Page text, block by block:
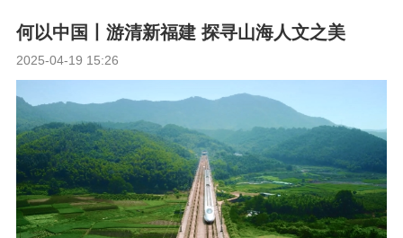
何以中国丨游清新福建 探寻山海人文之美
2025-04-19 15:26